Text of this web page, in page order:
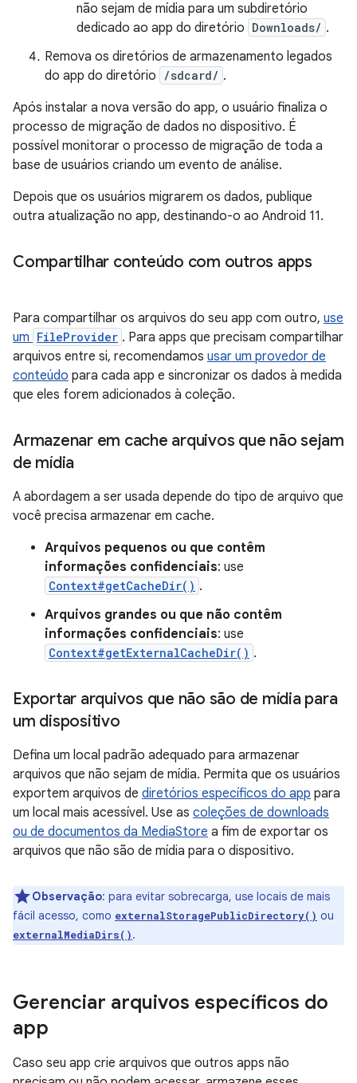
não sejam de mídia para um subdiretório
dedicado ao app do diretório Downloads/ .
Remova os diretórios de armazenamento legados
do app do diretório
/sdcard/ .
Após instalar a nova versão do app, o usuário finaliza o
processo de migração de dados no dispositivo. É
possível monitorar o processo de migração de toda a
base de usuários criando um evento de análise.
Depois que os usuários migrarem os dados, publique
outra atualização no app, destinando-o ao Android 11.
Compartilhar conteúdo com outros apps
Para compartilhar os arquivos do seu app com outro, use
um FileProvider . Para apps que precisam compartilhar
arquivos entre si, recomendamos usar um provedor de
conteúdo para cada app e sincronizar os dados à medida
que eles forem adicionados à coleção.
Armazenar em cache arquivos que não sejam
de mídia
A abordagem a ser usada depende do tipo de arquivo que
você precisa armazenar em cache.
Arquivos pequenos ou que contêm
informações confidenciais: use
Context#getCacheDir() .
Arquivos grandes ou que não contêm
informações confidenciais: use
Context#getExternalCacheDir() .
Exportar arquivos que não são de mídia para
um dispositivo
Defina um local padrão adequado para armazenar
arquivos que não sejam de mídia. Permita que os usuários
exportem arquivos de diretórios específicos do app para
um local mais acessível. Use as coleções de downloads
ou de documentos da MediaStore a fim de exportar os
arquivos que não são de mídia para o dispositivo.
Observação: para evitar sobrecarga, use locais de mais
fácil acesso, como externalStoragePublicDirectory() ou
externalMediaDirs().
Gerenciar arquivos específicos do
app
Caso seu app crie arquivos que outros apps não